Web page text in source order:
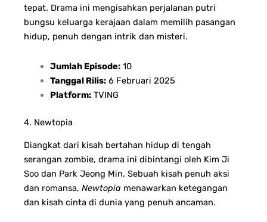
tepat. Drama ini mengisahkan perjalanan putri
bungsu keluarga kerajaan dalam memilih pasangan
hidup, penuh dengan intrik dan misteri.
Jumlah Episode:10
Tanggal Rilis:6 Februari 2025
Platform:TVING
4. Newtopia
Diangkat dari kisah bertahan hidup di tengah
serangan zombie, drama ini dibintangi oleh Kim Ji
Soo dan Park Jeong Min. Sebuah kisah penuh aksi
dan romansa, Newtopia menawarkan ketegangan
dan kisah cinta di dunia yang penuh ancaman.